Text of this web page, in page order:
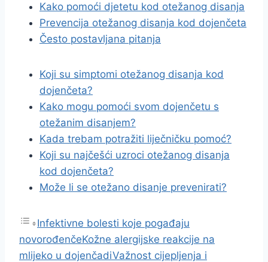
Kako pomoći djetetu kod otežanog disanja
Prevencija otežanog disanja kod dojenčeta
Često postavljana pitanja
Koji su simptomi otežanog disanja kod
dojenčeta?
Kako mogu pomoći svom dojenčetu s
otežanim disanjem?
Kada trebam potražiti liječničku pomoć?
Koji su najčešći uzroci otežanog disanja
kod dojenčeta?
Može li se otežano disanje prevenirati?
Infektivne bolesti koje pogađaju
novorođenčeKožne alergijske reakcije na
mlijeko u dojenčadiVažnost cijepljenja i